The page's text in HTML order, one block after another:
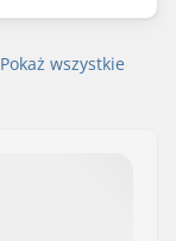
Pokaż wszystkie